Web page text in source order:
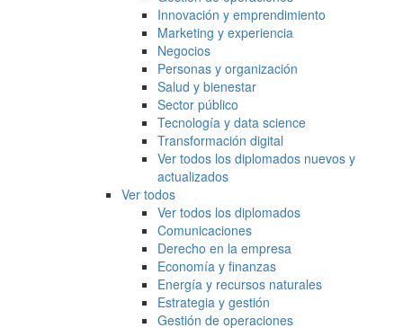
Innovación y emprendimiento
Marketing y experiencia
Negocios
Personas y organización
Salud y bienestar
Sector público
Tecnología y data science
Transformación digital
Ver todos los diplomados nuevos y
actualizados
Ver todos
Ver todos los diplomados
Comunicaciones
Derecho en la empresa
Economía y finanzas
Energía y recursos naturales
Estrategia y gestión
Gestión de operaciones